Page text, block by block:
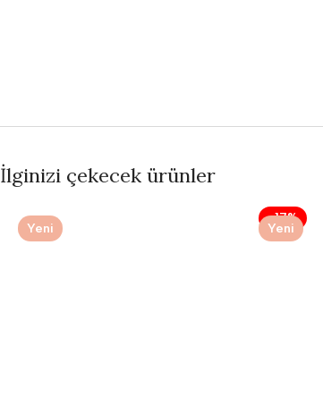
İlginizi çekecek ürünler
Yeni
-17%
Yeni